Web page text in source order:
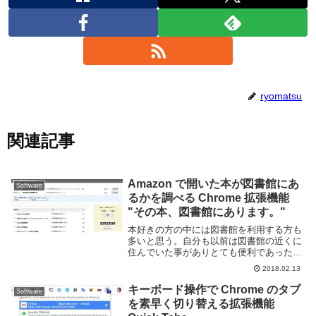
ryomatsu
関連記事
Software
Amazon で開いた本が図書館にあ
るかを調べる Chrome 拡張機能
"その本、図書館にあります。"
本好きの方の中には図書館を利用する方も
多いと思う。自分も以前は図書館の近くに
住んでいた事がありとても便利であった。
図書館を頻繁に利用する且つ、ブラウザに
Google Chrome を利用しているのであれ
ば、その本、図書館にあります。という...
2018.02.13
Software
キーボード操作で Chrome のタブ
を素早く切り替える拡張機能